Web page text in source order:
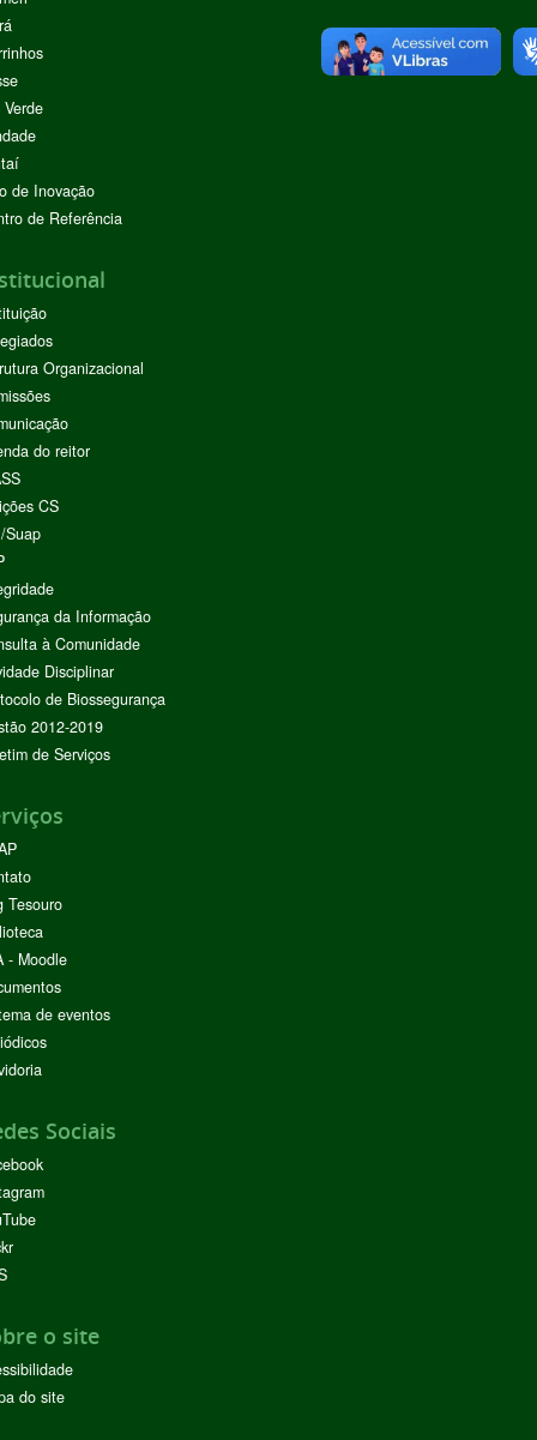
de Inovação
de Referência
Organizacional
do reitor
CS
Suap
da Informação
à Comunidade
Disciplinar
de Biossegurança
2012-2019
de Serviços
Tesouro
- Moodle
de eventos
Sociais
o site
do site